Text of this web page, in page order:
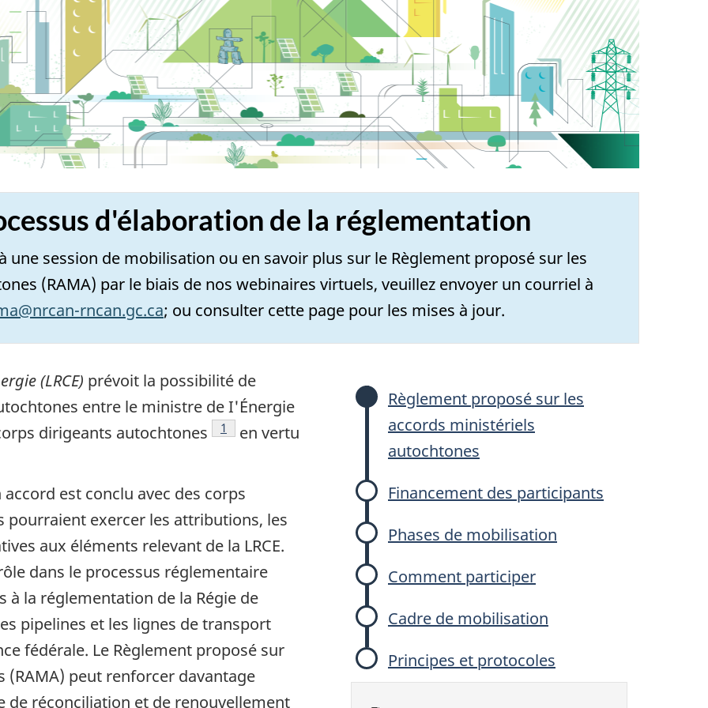
d'élaboration de la réglementation
une session de mobilisation ou en savoir plus sur le Règlement proposé sur les
(RAMA) par le biais de nos webinaires virtuels, veuillez envoyer un courriel à
rncan.gc.ca; ou consulter cette page pour les mises à jour.
Règlement proposé sur les
accords ministériels
autochtones
Financement des participants
Phases de mobilisation
Comment participer
Cadre de mobilisation
Principes et protocoles
(LRCE) prévoit la possibilité de
entre le ministre de I'Énergie
dirigeants autochtones
Note de bas de page
1 en vertu
est conclu avec des corps
exercer les attributions, les
aux éléments relevant de la LRCE.
dans le processus réglementaire
la réglementation de la Régie de
pipelines et les lignes de transport
fédérale. Le Règlement proposé sur
peut renforcer davantage
de réconciliation et de renouvellement